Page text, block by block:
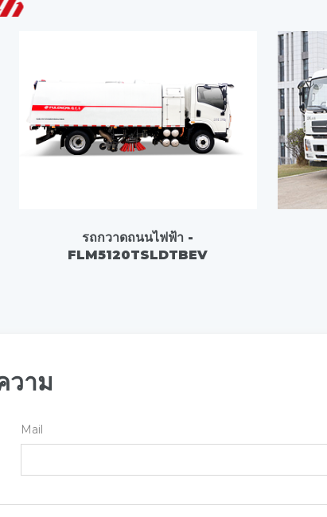
รถกวาดถนนไฟฟ้า -
FLM5120TSLDTBEV
วาม
Mail